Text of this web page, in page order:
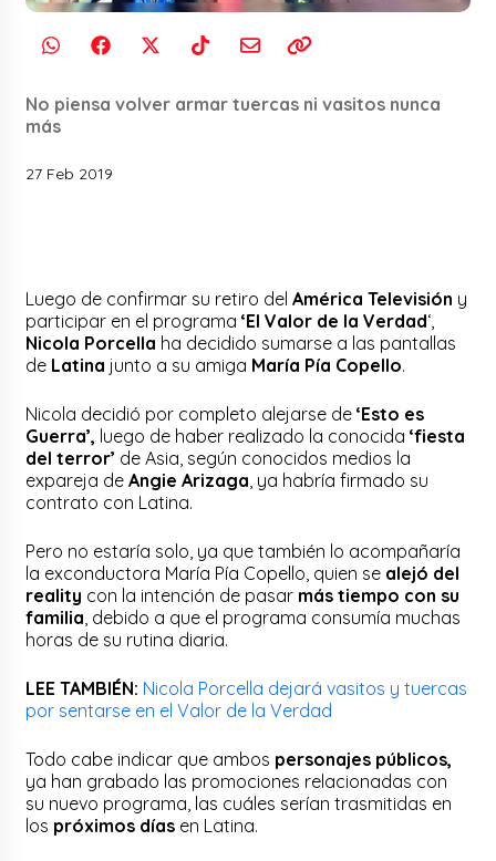
No piensa volver armar tuercas ni vasitos nunca
más
27 Feb 2019
Luego de confirmar su retiro delAmérica Televisión y
participar en el programa ‘El Valor de la Verdad‘,
Nicola Porcella ha decidido sumarse a las pantallas
de Latina junto a su amiga María Pía Copello.
Nicola decidió por completo alejarse de‘Esto es
Guerra’, luego de haber realizado la conocida ‘fiesta
del terror’ de Asia, según conocidos medios la
expareja deAngie Arizaga , ya habría firmado su
contrato con Latina.
Pero no estaría solo, ya que también lo acompañaría
la exconductora María Pía Copello, quien se alejó del
reality con la intención de pasar más tiempo con su
familia , debido a que el programa consumía muchas
horas de su rutina diaria.
LEE TAMBIÉN: Nicola Porcella dejará vasitos y tuercas
por sentarse en el Valor de la Verdad
Todo cabe indicar que ambos personajes públicos,
ya han grabado las promociones relacionadas con
su nuevo programa, las cuáles serían trasmitidas en
los próximos días en Latina.